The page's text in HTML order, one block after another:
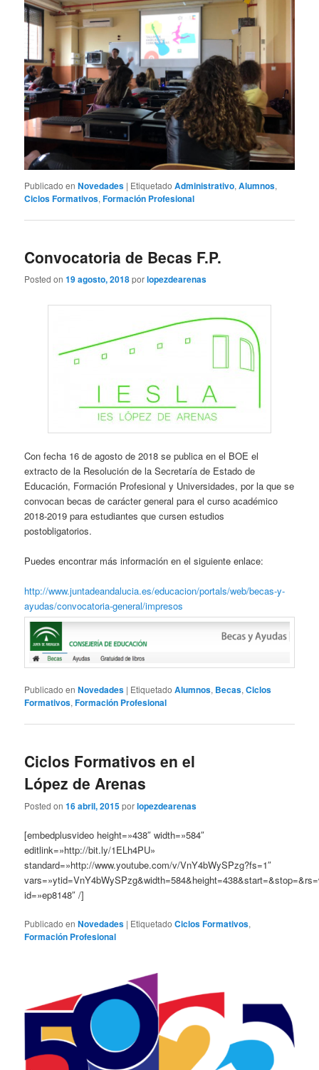
Publicado en Novedades | Etiquetado Administrativo,Alumnos,
Ciclos Formativos,Formación Profesional
Convocatoria de Becas F.P.
Posted on19 agosto, 2018porlopezdearenas
Con fecha 16 de agosto de 2018 se publica en el BOE el
extracto de la Resolución de la Secretaría de Estado de
Educación, Formación Profesional y Universidades, por la que se
convocan becas de carácter general para el curso académico
2018-2019 para estudiantes que cursen estudios
postobligatorios.
Puedes encontrar más información en el siguiente enlace:
http://www.juntadeandalucia.es/educacion/portals/web/becas-y-
ayudas/convocatoria-general/impresos
Publicado en Novedades | Etiquetado Alumnos, Becas,Ciclos
Formativos,Formación Profesional
Ciclos Formativos en el
López de Arenas
Posted on16 abril, 2015porlopezdearenas
[embedplusvideo height=»438″ width=»584″
editlink=»http://bit.ly/1ELh4PU»
standard=»http://www.youtube.com/v/VnY4bWySPzg?fs=1″
id=»ep8148″ /]
Publicado en Novedades | Etiquetado Ciclos Formativos,
Formación Profesional